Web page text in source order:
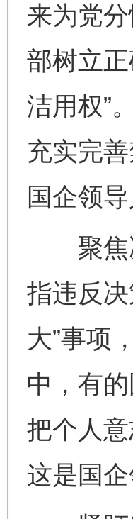
来为党
部树立
洁用权”
充实完
国企领
聚焦决
指违反
大”事项
中，有
把个人意
这是国